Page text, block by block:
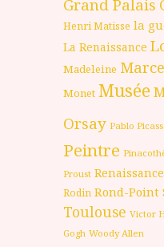
Grand Palais
Henri Matisse la
La Renaissance
Madeleine
Monet Musée
Orsay Pablo
Peintre
Proust Renaissance
Rodin Rond-Point
Toulouse Victor
Gogh Woody Allen